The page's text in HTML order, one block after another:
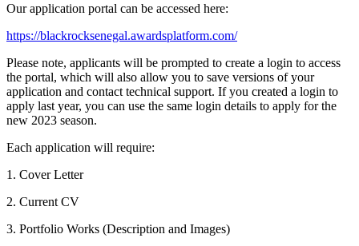
Our application portal can be accessed here:
https://blackrocksenegal.awardsplatform.com/
Please note, applicants will be prompted to create a login to access
the portal, which will also allow you to save versions of your
application and contact technical support. If you created a login to
apply last year, you can use the same login details to apply for the
new 2023 season.
Each application will require:
1. Cover Letter
2. Current CV
3. Portfolio Works (Description and Images)